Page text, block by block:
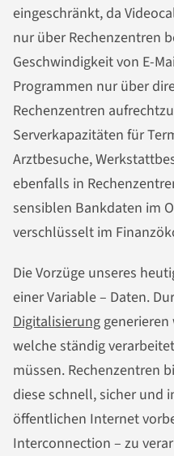
eingeschränkt, da
nur über Rechenzentren
Geschwindigkeit von E-
Programmen nur über
Rechenzentren
Serverkapazitäten für
Arztbesuche,
ebenfalls in
sensiblen Bankdaten im
verschlüsselt im
Die Vorzüge unseres
einer Variable – Daten.
Digitalisierung
welche ständig
müssen. Rechenzentren
diese schnell, sicher und
öffentlichen Internet
Interconnection – zu